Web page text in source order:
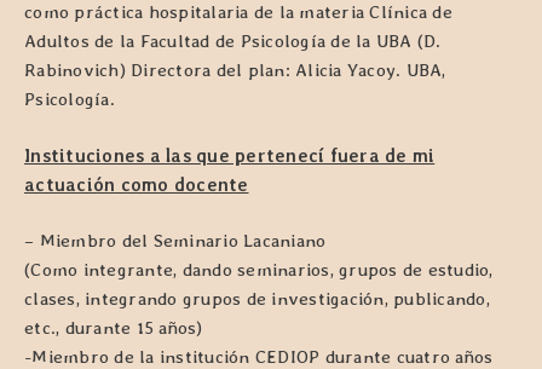
como práctica hospitalaria de la materia Clínica de
Adultos de la Facultad de Psicología de la UBA (D.
Rabinovich) Directora del plan: Alicia Yacoy. UBA,
Psicología.
Instituciones a las que pertenecí fuera de mi
actuación como docente
– Miembro del Seminario Lacaniano
(Como integrante, dando seminarios, grupos de estudio,
clases, integrando grupos de investigación, publicando,
etc., durante 15 años)
-Miembro de la institución CEDIOP durante cuatro años